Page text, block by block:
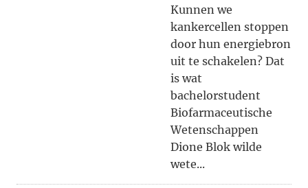
Kunnen we
kankercellen stoppen
door hun energiebron
uit te schakelen? Dat
is wat
bachelorstudent
Biofarmaceutische
Wetenschappen
Dione Blok wilde
wete...